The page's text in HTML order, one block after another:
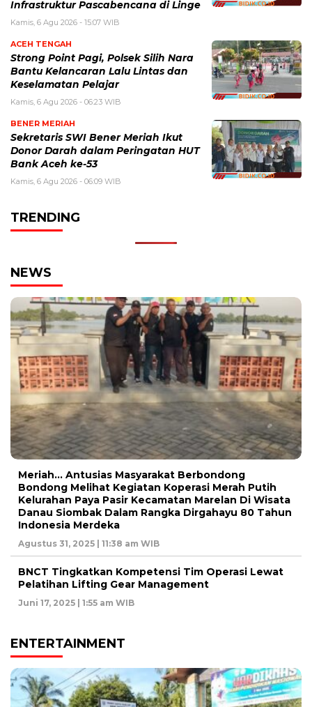
Infrastruktur Pascabencana di Linge
Kamis, 6 Agu 2026 - 15:07 WIB
ACEH TENGAH
Strong Point Pagi, Polsek Silih Nara
Bantu Kelancaran Lalu Lintas dan
Keselamatan Pelajar
Kamis, 6 Agu 2026 - 06:23 WIB
BENER MERIAH
Sekretaris SWI Bener Meriah Ikut
Donor Darah dalam Peringatan HUT
Bank Aceh ke-53
Kamis, 6 Agu 2026 - 06:09 WIB
TRENDING
NEWS
Meriah… Antusias Masyarakat Berbondong
Bondong Melihat Kegiatan Koperasi Merah Putih
Kelurahan Paya Pasir Kecamatan Marelan Di Wisata
Danau Siombak Dalam Rangka Dirgahayu 80 Tahun
Indonesia Merdeka
Agustus 31, 2025 | 11:38 am WIB
BNCT Tingkatkan Kompetensi Tim Operasi Lewat
Pelatihan Lifting Gear Management
Juni 17, 2025 | 1:55 am WIB
ENTERTAINMENT